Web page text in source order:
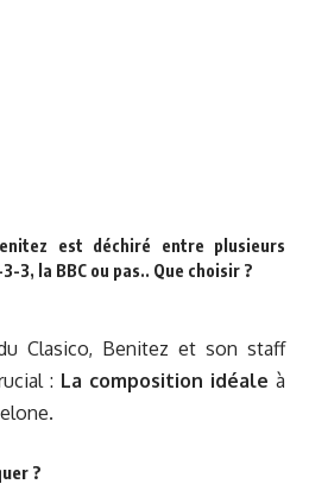
est déchiré entre plusieurs
3, la BBC ou pas.. Que choisir ?
Clasico, Benitez et son staff
: La composition idéale à
?